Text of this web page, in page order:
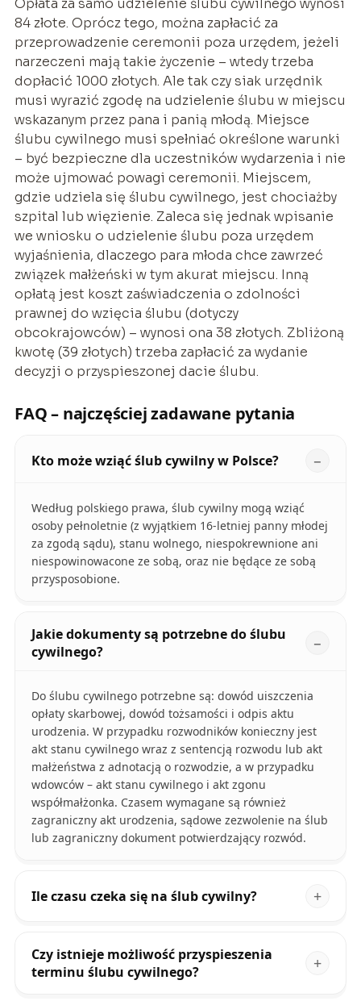
Opłata za samo udzielenie ślubu cywilnego wynosi
84 złote. Oprócz tego, można zapłacić za
przeprowadzenie ceremonii poza urzędem, jeżeli
narzeczeni mają takie życzenie – wtedy trzeba
dopłacić 1000 złotych. Ale tak czy siak urzędnik
musi wyrazić zgodę na udzielenie ślubu w miejscu
wskazanym przez pana i panią młodą. Miejsce
ślubu cywilnego musi spełniać określone warunki
– być bezpieczne dla uczestników wydarzenia i nie
może ujmować powagi ceremonii. Miejscem,
gdzie udziela się ślubu cywilnego, jest chociażby
szpital lub więzienie. Zaleca się jednak wpisanie
we wniosku o udzielenie ślubu poza urzędem
wyjaśnienia, dlaczego para młoda chce zawrzeć
związek małżeński w tym akurat miejscu. Inną
opłatą jest koszt zaświadczenia o zdolności
prawnej do wzięcia ślubu (dotyczy
obcokrajowców) – wynosi ona 38 złotych. Zbliżoną
kwotę (39 złotych) trzeba zapłacić za wydanie
decyzji o przyspieszonej dacie ślubu.
FAQ – najczęściej zadawane pytania
Kto może wziąć ślub cywilny w Polsce?
Według polskiego prawa, ślub cywilny mogą wziąć
osoby pełnoletnie (z wyjątkiem 16-letniej panny młodej
za zgodą sądu), stanu wolnego, niespokrewnione ani
niespowinowacone ze sobą, oraz nie będące ze sobą
przysposobione.
Jakie dokumenty są potrzebne do ślubu
cywilnego?
Do ślubu cywilnego potrzebne są: dowód uiszczenia
opłaty skarbowej, dowód tożsamości i odpis aktu
urodzenia. W przypadku rozwodników konieczny jest
akt stanu cywilnego wraz z sentencją rozwodu lub akt
małżeństwa z adnotacją o rozwodzie, a w przypadku
wdowców – akt stanu cywilnego i akt zgonu
współmałżonka. Czasem wymagane są również
zagraniczny akt urodzenia, sądowe zezwolenie na ślub
lub zagraniczny dokument potwierdzający rozwód.
Ile czasu czeka się na ślub cywilny?
Czy istnieje możliwość przyspieszenia
terminu ślubu cywilnego?